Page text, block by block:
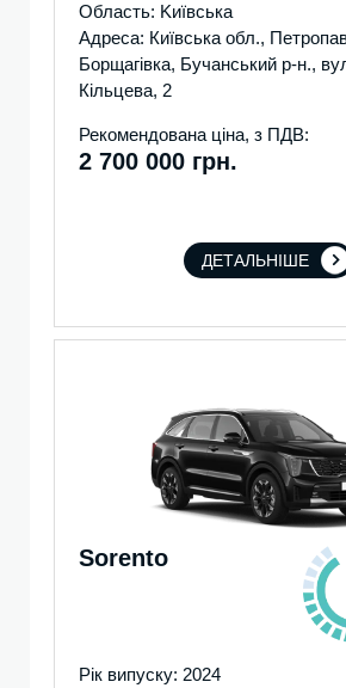
Область: Kиївська
Адреса: Київська обл.,
Борщагівка, Бучанський р-н.,
Кільцева, 2
Рекомендована ціна, з ПДВ:
2 700 000 грн.
ДЕТАЛЬНІШЕ
Sorento
Рік випуску: 2024